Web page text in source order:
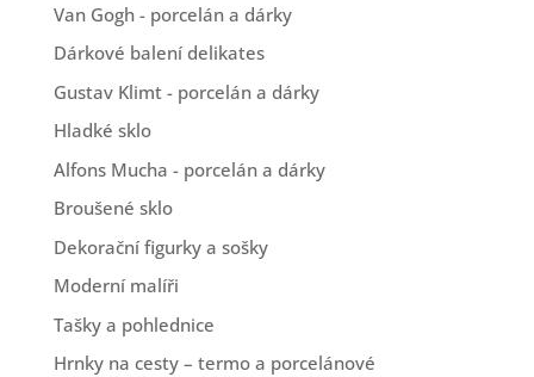
Van Gogh - porcelán a dárky
Dárkové balení delikates
Gustav Klimt - porcelán a dárky
Hladké sklo
Alfons Mucha - porcelán a dárky
Broušené sklo
Dekorační figurky a sošky
Moderní malíři
Tašky a pohlednice
Hrnky na cesty – termo a porcelánové